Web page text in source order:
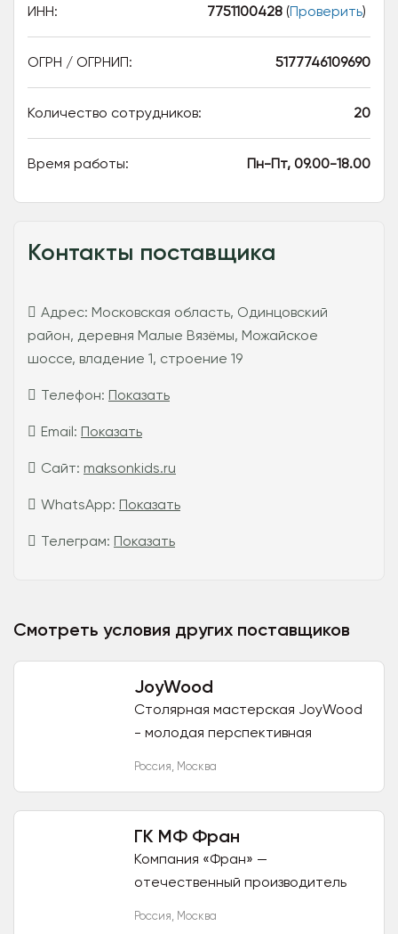
ИНН: 7751100428 (Проверить)
ОГРН / ОГРНИП: 5177746109690
Количество сотрудников: 20
Время работы: Пн-Пт, 09.00-18.00
Контакты поставщика
Адрес: Московская область, Одинцовский
район, деревня Малые Вязёмы, Можайское
шоссе, владение 1, строение 19
Телефон: Показать
Email: Показать
Сайт: maksonkids.ru
WhatsApp: Показать
Телеграм: Показать
Смотреть условия других поставщиков
JoyWood
Столярная мастерская JoyWood
- молодая перспективная
Россия, Москва
ГК МФ Фран
Компания «Фран» —
отечественный производитель
Россия, Москва